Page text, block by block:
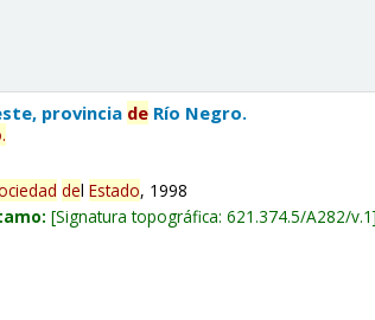
provincia de Río Negro.
.
delEstado, 1998
Signatura topográfica:621.374.5/A282/v.1